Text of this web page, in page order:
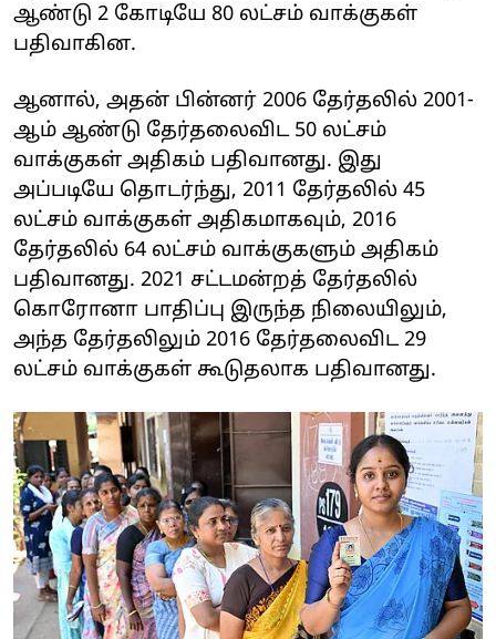
ஆண்டு 2 கோடியே 80 லட்சம் வாக்குகள்
பதிவாகின.
ஆனால், அதன் பின்னர் 2006 தேர்தலில் 2001-
ஆம் ஆண்டு தேர்தலைவிட 50 லட்சம்
வாக்குகள் அதிகம் பதிவானது. இது
அப்படியே தொடர்ந்து, 2011 தேர்தலில் 45
லட்சம் வாக்குகள் அதிகமாகவும், 2016
தேர்தலில் 64 லட்சம் வாக்குகளும் அதிகம்
பதிவானது. 2021 சட்டமன்றத் தேர்தலில்
கொரோனா பாதிப்பு இருந்த நிலையிலும்,
அந்த தேர்தலிலும் 2016 தேர்தலைவிட 29
லட்சம் வாக்குகள் கூடுதலாக பதிவானது.